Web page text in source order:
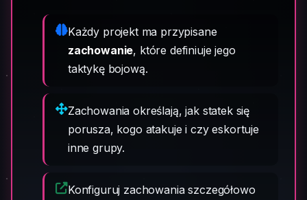
Każdy projekt ma przypisane
zachowanie, które definiuje jego
taktykę bojową.
Zachowania określają, jak statek się
porusza, kogo atakuje i czy eskortuje
inne grupy.
Konfiguruj zachowania szczegółowo